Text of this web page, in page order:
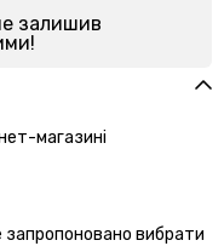
залишив
магазині
вибрати